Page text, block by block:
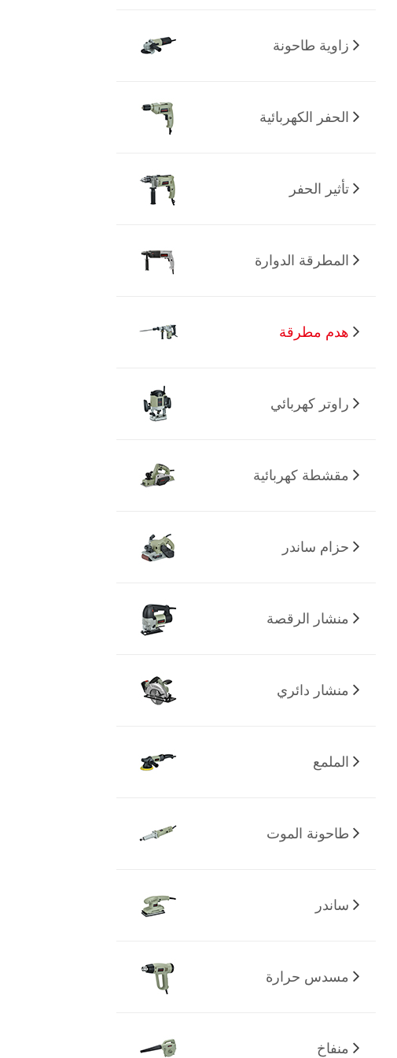
زاوية طاحونة
الحفر الكهربائية
تأثير الحفر
المطرقة الدوارة
هدم مطرقة
راوتر كهربائي
مقشطة كهربائية
حزام ساندر
منشار الرقصة
منشار دائري
الملمع
طاحونة الموت
ساندر
مسدس حرارة
منفاخ